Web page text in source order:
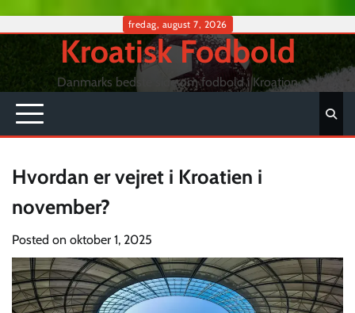
content
fredag, august 7, 2026
Kroatisk Fodbold
Danmarks bedste side om fodbold i Kroation
Hvordan er vejret i Kroatien i
november?
Posted on oktober 1, 2025